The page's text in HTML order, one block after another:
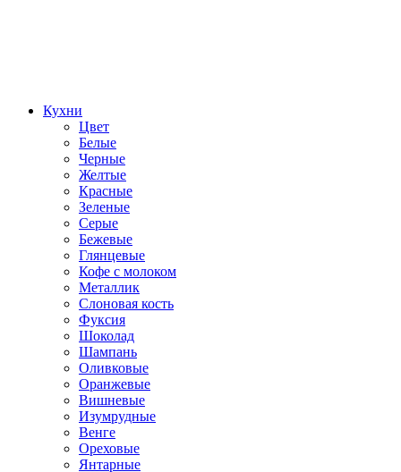
Кухни
Цвет
Белые
Черные
Желтые
Красные
Зеленые
Серые
Бежевые
Глянцевые
Кофе с молоком
Металлик
Слоновая кость
Фуксия
Шоколад
Шампань
Оливковые
Оранжевые
Вишневые
Изумрудные
Венге
Ореховые
Янтарные